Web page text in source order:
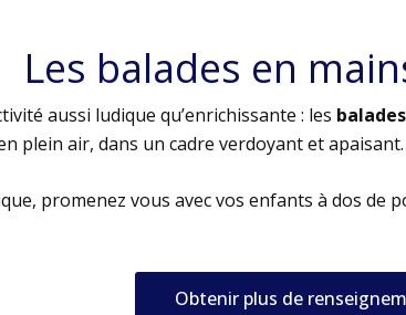
Les balades en
aussi ludique qu’enrichissante : les
plein air, dans un cadre verdoyant et apaisant.
promenez vous avec vos enfants à dos de
Obtenir plus de